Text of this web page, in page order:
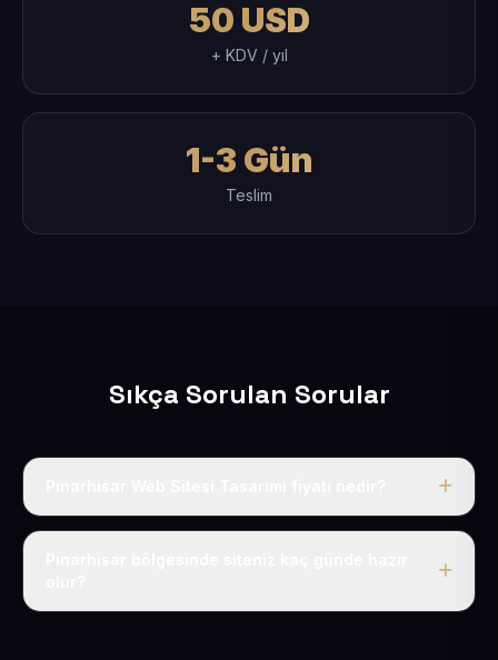
50 USD
+ KDV / yıl
1-3 Gün
Teslim
Sıkça Sorulan Sorular
Tek fiyat uygulanır: yıllık 50 USD + KDV. Bu bedele alan